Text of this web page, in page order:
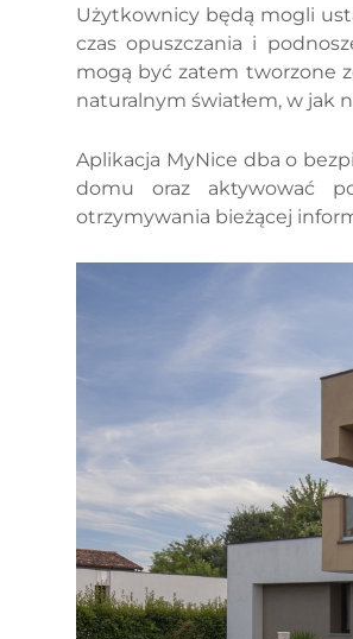
Użytkownicy będą mogli
czas opuszczania i
mogą być zatem tworzone
naturalnym światłem, w jak
Aplikacja MyNice dba o
domu oraz aktywować
otrzymywania bieżącej